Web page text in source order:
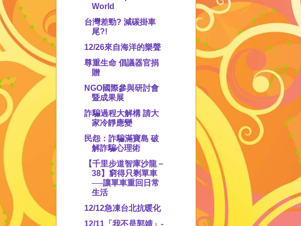
World
台灣差勁? 減碳掛車
尾?!
12/26來自海洋的樂聲
尊重生命 倡議器官捐
贈
NGO國際參與研討會
暨成果展
詐騙過程大解構 請大
家冷靜應變
民怨：詐騙滿寶島 破
解詐騙心理術
【千里步道智庫沙龍－
38】窮得只剩單車
──讓單車重回日常
生活
12/12急凍台北抗暖化
12/11「我不是郭靖」-